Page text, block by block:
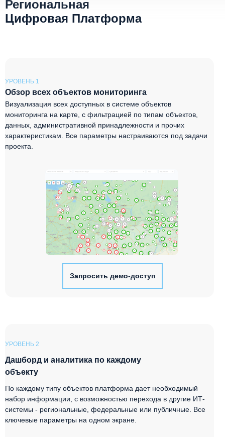
Региональная
Цифровая Платформа
Обзор всех объектов мониторинга
УРОВЕНЬ 1
Визуализация всех доступных в системе объектов
мониторинга на карте, с фильтрацией по типам объектов,
данных, административной принадлежности и прочих
характеристикам. Все параметры настраиваются под задачи
проекта.
Дашборд и аналитика по каждому
объекту
УРОВЕНЬ 2
По каждому типу объектов платформа дает необходимый
набор информации, с возможностью перехода в другие ИТ-
системы - региональные, федеральные или публичные. Все
ключевые параметры на одном экране.
Запросить демо-доступ